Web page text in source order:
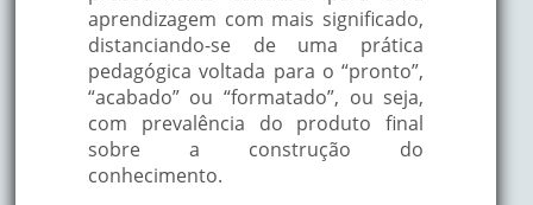
aprendizagem com mais significado,
distanciando-se de uma prática
pedagógica voltada para o “pronto”,
“acabado” ou “formatado”, ou seja,
com prevalência do produto final
sobre a construção do
conhecimento.